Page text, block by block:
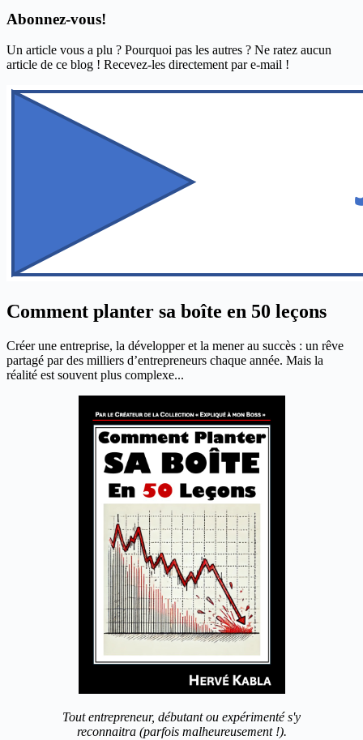
Abonnez-vous!
Un article vous a plu ? Pourquoi pas les autres ? Ne ratez aucun
article de ce blog ! Recevez-les directement par e-mail !
Comment planter sa boîte en 50 leçons
Créer une entreprise, la développer et la mener au succès : un rêve
partagé par des milliers d’entrepreneurs chaque année. Mais la
réalité est souvent plus complexe...
Tout entrepreneur, débutant ou expérimenté s'y
reconnaitra (parfois malheureusement !).